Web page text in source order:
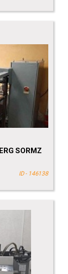
SORMZ
ID - 146138